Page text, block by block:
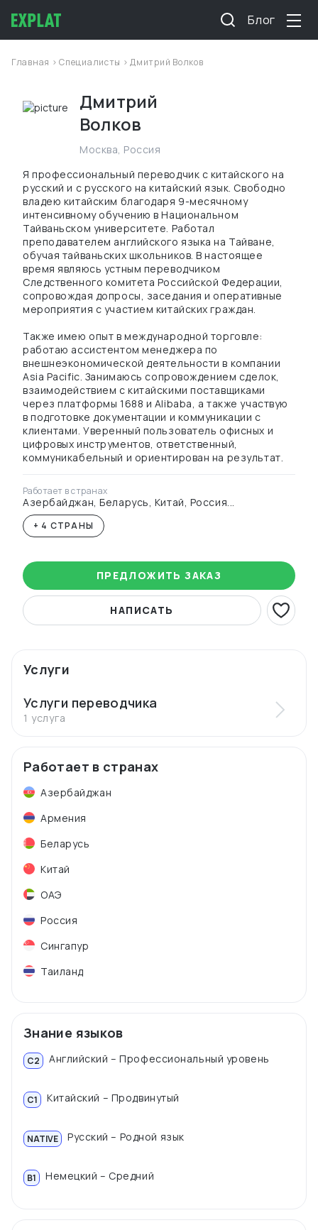
Блог
Главная >Специалисты > Дмитрий Волков
Дмитрий
Волков
Москва, Россия
Я профессиональный переводчик с китайского на
русский и с русского на китайский язык. Свободно
владею китайским благодаря 9-месячному
интенсивному обучению в Национальном
Тайваньском университете. Работал
преподавателем английского языка на Тайване,
обучая тайваньских школьников. В настоящее
время являюсь устным переводчиком
Следственного комитета Российской Федерации,
сопровождая допросы, заседания и оперативные
мероприятия с участием китайских граждан.
Также имею опыт в международной торговле:
работаю ассистентом менеджера по
внешнеэкономической деятельности в компании
Asia Pacific. Занимаюсь сопровождением сделок,
взаимодействием с китайскими поставщиками
через платформы 1688 и Alibaba, а также участвую
в подготовке документации и коммуникации с
клиентами. Уверенный пользователь офисных и
цифровых инструментов, ответственный,
коммуникабельный и ориентирован на результат.
Работает в странах
Азербайджан, Беларусь, Китай, Россия...
+ 4 СТРАНЫ
ПРЕДЛОЖИТЬ ЗАКАЗ
НАПИСАТЬ
Услуги
Услуги переводчика
1 услуга
Работает в странах
Азербайджан
Армения
Беларусь
Китай
ОАЭ
Россия
Сингапур
Таиланд
Знание языков
C2 Английский – Профессиональный уровень
C1 Китайский – Продвинутый
NATIVE Русский – Родной язык
B1 Немецкий – Средний